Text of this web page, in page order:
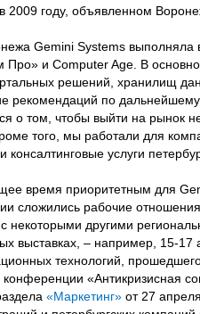
2009 году, объявленном
Gemini Systems выполняла
Про» и Computer Age. В
решений, хранилищ
рекомендаций по
о том, чтобы выйти на рынок
того, мы работали для
консалтинговые услуги
время приоритетным для
сложились рабочие
с некоторыми другими
выставках, – например, 15-
технологий,
конференции «Антикризисная
«Маркетинг» от 27